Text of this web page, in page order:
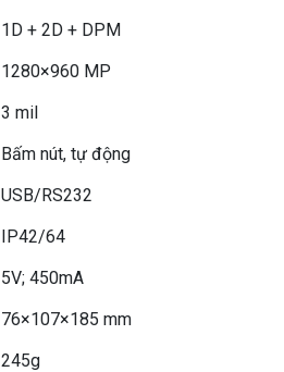
1D + 2D + DPM
1280×960 MP
3 mil
Bấm nút, tự động
USB/RS232
IP42/64
5V; 450mA
76×107×185 mm
245g